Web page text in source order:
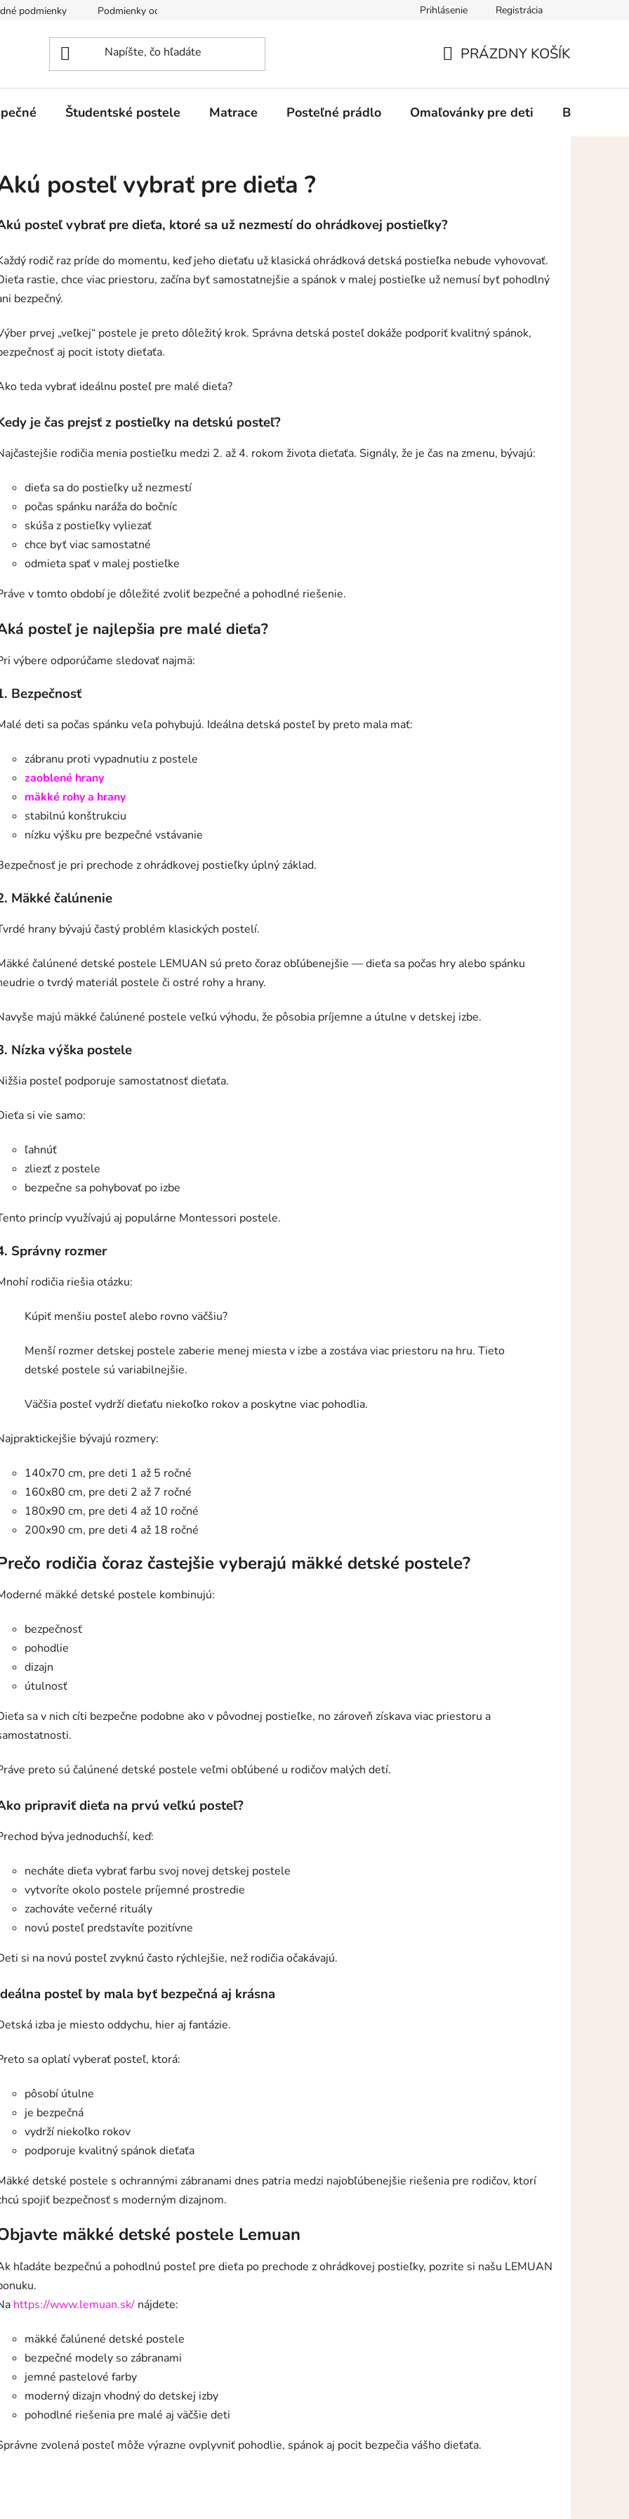
podmienky Podmienky ochrany osobných údajov GDPR Doprava a platba
Prihlásenie Registrácia
KOŠÍK
PRÁZDNY KOŠÍK
Študentské postele Matrace Posteľné prádlo Omaľovánky pre deti Blog
posteľ vybrať pre dieťa ?
posteľ vybrať pre dieťa, ktoré sa už nezmestí do ohrádkovej postieľky?
rodič raz príde do momentu, keď jeho dieťaťu už klasická ohrádková detská postieľka nebude vyhovovať.
rastie, chce viac priestoru, začína byť samostatnejšie a spánok v malej postieľke už nemusí byť pohodlný
bezpečný.
prvej „veľkej“ postele je preto dôležitý krok. Správna detská posteľ dokáže podporiť kvalitný spánok,
aj pocit istoty dieťaťa.
teda vybrať ideálnu posteľ pre malé dieťa?
je čas prejsť z postieľky na detskú posteľ?
rodičia menia postieľku medzi 2. až 4. rokom života dieťaťa. Signály, že je čas na zmenu, bývajú:
dieťa sa do postieľky už nezmestí
počas spánku naráža do bočníc
skúša z postieľky vyliezať
chce byť viac samostatné
odmieta spať v malej postieľke
v tomto období je dôležité zvoliť bezpečné a pohodlné riešenie.
posteľ je najlepšia pre malé dieťa?
výbere odporúčame sledovať najmä:
Bezpečnosť
deti sa počas spánku veľa pohybujú. Ideálna detská posteľ by preto mala mať:
zábranu proti vypadnutiu z postele
zaoblené hrany
mäkké rohy a hrany
stabilnú konštrukciu
nízku výšku pre bezpečné vstávanie
je pri prechode z ohrádkovej postieľky úplný základ.
Mäkké čalúnenie
hrany bývajú častý problém klasických postelí.
čalúnené detské postele LEMUAN sú preto čoraz obľúbenejšie — dieťa sa počas hry alebo spánku
o tvrdý materiál postele či ostré rohy a hrany.
majú mäkké čalúnené postele veľkú výhodu, že pôsobia príjemne a útulne v detskej izbe.
Nízka výška postele
posteľ podporuje samostatnosť dieťaťa.
si vie samo:
ľahnúť
zliezť z postele
bezpečne sa pohybovať po izbe
princíp využívajú aj populárne Montessori postele.
Správny rozmer
rodičia riešia otázku:
Kúpiť menšiu posteľ alebo rovno väčšiu?
Menší rozmer detskej postele zaberie menej miesta v izbe a zostáva viac priestoru na hru. Tieto
detské postele sú variabilnejšie.
Väčšia posteľ vydrží dieťaťu niekoľko rokov a poskytne viac pohodlia.
bývajú rozmery:
140x70 cm, pre deti 1 až 5 ročné
160x80 cm, pre deti 2 až 7 ročné
180x90 cm, pre deti 4 až 10 ročné
200x90 cm, pre deti 4 až 18 ročné
rodičia čoraz častejšie vyberajú mäkké detské postele?
mäkké detské postele kombinujú:
bezpečnosť
pohodlie
dizajn
útulnosť
sa v nich cíti bezpečne podobne ako v pôvodnej postieľke, no zároveň získava viac priestoru a
preto sú čalúnené detské postele veľmi obľúbené u rodičov malých detí.
pripraviť dieťa na prvú veľkú posteľ?
býva jednoduchší, keď:
necháte dieťa vybrať farbu svoj novej detskej postele
vytvoríte okolo postele príjemné prostredie
zachováte večerné rituály
novú posteľ predstavíte pozitívne
si na novú posteľ zvyknú často rýchlejšie, než rodičia očakávajú.
posteľ by mala byť bezpečná aj krásna
izba je miesto oddychu, hier aj fantázie.
sa oplatí vyberať posteľ, ktorá:
pôsobí útulne
je bezpečná
vydrží niekoľko rokov
podporuje kvalitný spánok dieťaťa
detské postele s ochrannými zábranami dnes patria medzi najobľúbenejšie riešenia pre rodičov, ktorí
spojiť bezpečnosť s moderným dizajnom.
mäkké detské postele Lemuan
hľadáte bezpečnú a pohodlnú posteľ pre dieťa po prechode z ohrádkovej postieľky, pozrite si našu LEMUAN
https://www.lemuan.sk/ nájdete:
mäkké čalúnené detské postele
bezpečné modely so zábranami
jemné pastelové farby
moderný dizajn vhodný do detskej izby
pohodlné riešenia pre malé aj väčšie deti
zvolená posteľ môže výrazne ovplyvniť pohodlie, spánok aj pocit bezpečia vášho dieťaťa.